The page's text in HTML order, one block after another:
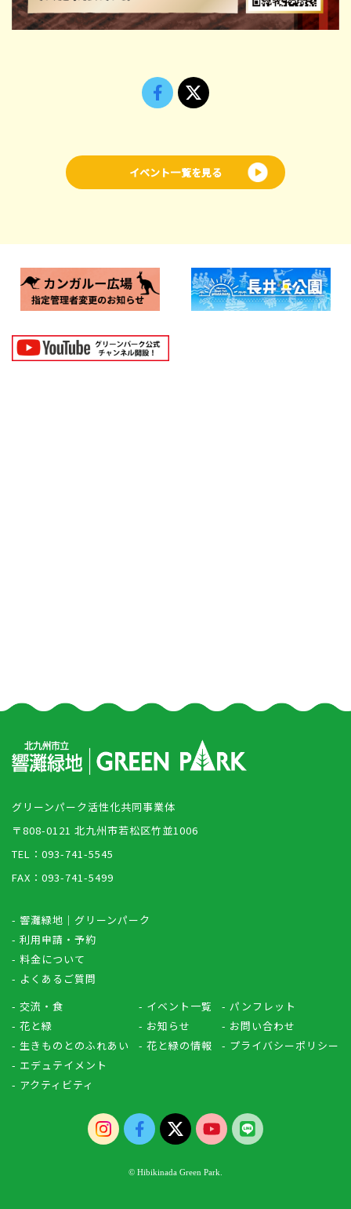
イベント一覧を見る
グリーンパーク活性化共同事業体
〒808-0121 北九州市若松区竹並1006
TEL：093-741-5545
FAX：093-741-5499
- 響灘緑地｜グリーンパーク
- 利用申請・予約
- 料金について
- よくあるご質問
- 交流・食
- 花と緑
- 生きものとのふれあい
- エデュテイメント
- アクティビティ
- イベント一覧
- お知らせ
- 花と緑の情報
- パンフレット
- お問い合わせ
- プライバシーポリシー
© Hibikinada Green Park.